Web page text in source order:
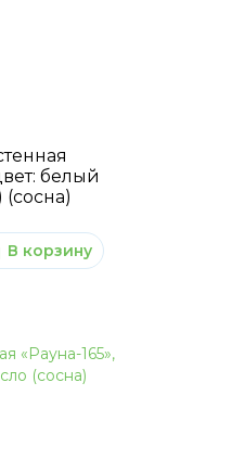
белый
(сосна)
В корзину